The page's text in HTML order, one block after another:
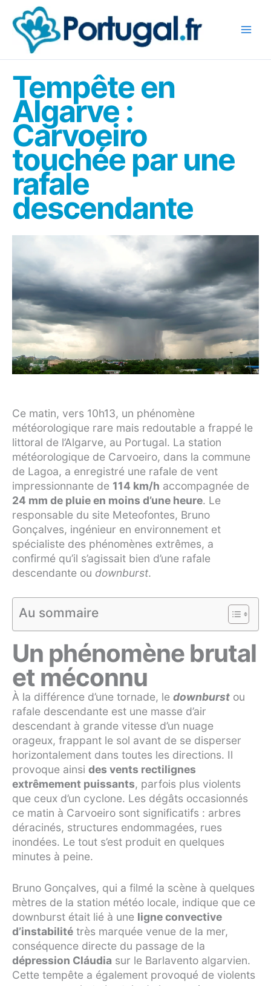
contenu
Tempête en
Algarve :
Carvoeiro
touchée par une
rafale
descendante
Ce matin, vers 10h13, un phénomène
météorologique rare mais redoutable a frappé le
littoral de l’Algarve, au Portugal. La station
météorologique de Carvoeiro, dans la commune
de Lagoa, a enregistré une rafale de vent
impressionnante de 114 km/h accompagnée de
24 mm de pluie en moins d’une heure. Le
responsable du site Meteofontes, Bruno
Gonçalves, ingénieur en environnement et
spécialiste des phénomènes extrêmes, a
confirmé qu’il s’agissait bien d’une rafale
descendante ou downburst.
Au sommaire
Un phénomène brutal
et méconnu
À la différence d’une tornade, le downburst ou
rafale descendante est une masse d’air
descendant à grande vitesse d’un nuage
orageux, frappant le sol avant de se disperser
horizontalement dans toutes les directions. Il
provoque ainsi des vents rectilignes
extrêmement puissants, parfois plus violents
que ceux d’un cyclone. Les dégâts occasionnés
ce matin à Carvoeiro sont significatifs : arbres
déracinés, structures endommagées, rues
inondées. Le tout s’est produit en quelques
minutes à peine.
Bruno Gonçalves, qui a filmé la scène à quelques
mètres de la station météo locale, indique que ce
downburst était lié à une ligne convective
d’instabilité très marquée venue de la mer,
conséquence directe du passage de la
dépression Cláudia sur le Barlavento algarvien.
Cette tempête a également provoqué de violents